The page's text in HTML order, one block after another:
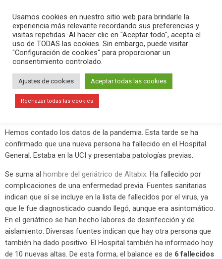
search menu pause PLAY
abril 7, 2020
2 fallecidos y 10 altas, balance del
día por el coronavirus
Este martes 7 de abril hemos hecho un nuevo programa de
Hemos contado los datos de la pandemia. Esta tarde se ha
confirmado que una nueva persona ha fallecido en el Hospital
General. Estaba en la UCI y presentaba patologías previas.
Se suma al hombre del geriátrico de Altabix . Ha fallecido por
complicaciones de una enfermedad previa. Fuentes sanitarias
indican que sí se incluye en la lista de fallecidos por el virus, ya
que le fue diagnosticado cuando llegó, aunque era asintomático.
En el geriátrico se han hecho labores de desinfección y de
aislamiento. Diversas fuentes indican que hay otra persona que
también ha dado positivo. El Hospital también ha informado hoy
de 10 nuevas altas. De esta forma, el balance es de 6 fallecidos
Usamos cookies en nuestro sitio web para brindarle la
experiencia más relevante recordando sus preferencias y
visitas repetidas. Al hacer clic en "Aceptar todo", acepta el
uso de TODAS las cookies. Sin embargo, puede visitar
"Configuración de cookies" para proporcionar un
consentimiento controlado.
Ajustes de cookies Aceptar todas las cookies
Rechazar todas las cookies